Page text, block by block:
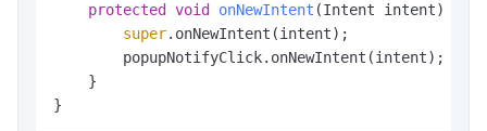
protected
void onNewIntent (Intent intent)
super.onNewIntent(intent);
        popupNotifyClick.onNewIntent(intent);
    }
}